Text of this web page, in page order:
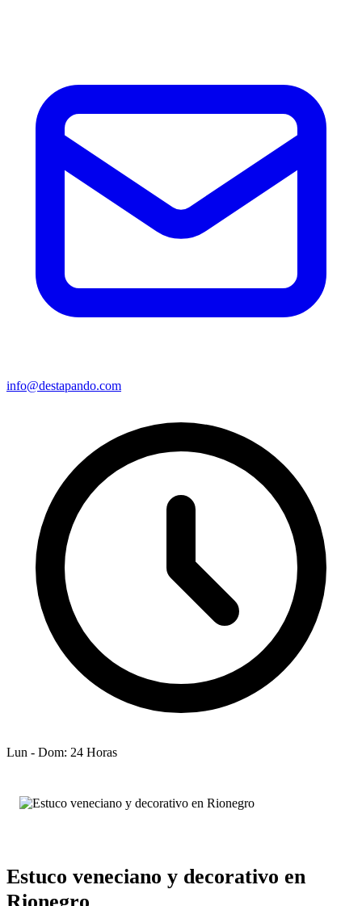
info@destapando.com
Lun - Dom: 24 Horas
Estuco veneciano y decorativo en